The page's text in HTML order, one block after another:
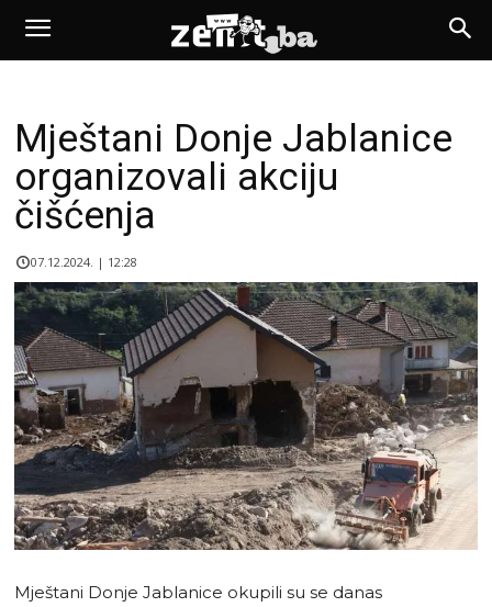
Mještani Donje Jablanice
organizovali akciju
čišćenja
07.12.2024. | 12:28
Mještani Donje Jablanice okupili su se danas